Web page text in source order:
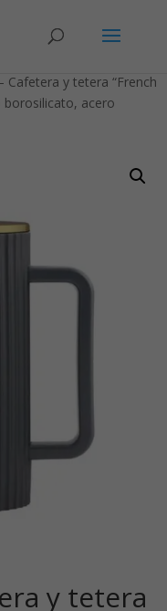
Cafetera y tetera “French
borosilicato, acero
y tetera